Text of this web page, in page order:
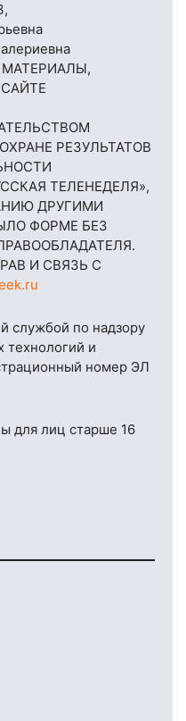
,
РЕЗУЛЬТАТОВ
ТЕЛЕНЕДЕЛЯ»,
ДРУГИМИ
ФОРМЕ БЕЗ
И СВЯЗЬ С
службой по надзору
технологий и
номер ЭЛ
для лиц старше 16